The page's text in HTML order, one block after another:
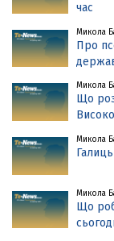
час
Микола
Про
Микола
Що
Микола
Микола
Що